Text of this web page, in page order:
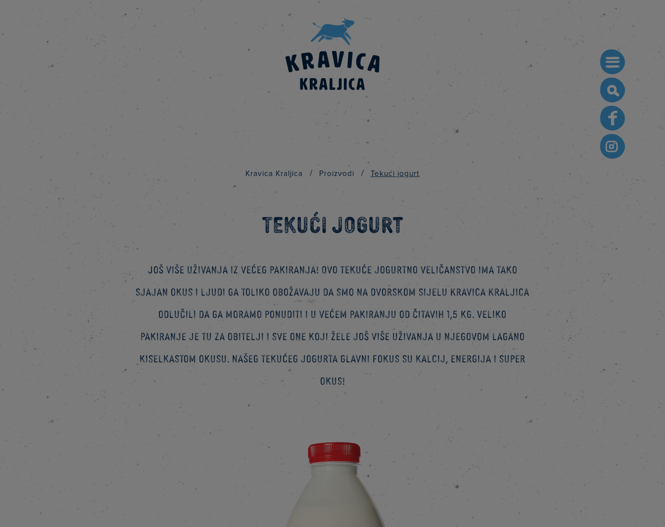
Search
for:
Kravica Kraljica / Proizvodi / Tekući jogurt
Tekući jogurt
Još više uživanja iz većeg pakiranja! Ovo tekuće jogurtno veličanstvo ima tako
sjajan okus i ljudi ga toliko obožavaju da smo na dvorskom sijelu Kravica Kraljica
odlučili da ga moramo ponuditi i u većem pakiranju od čitavih 1,5 kg. Veliko
pakiranje je tu za obitelji i sve one koji žele još više uživanja u njegovom lagano
kiselkastom okusu. Našeg tekućeg jogurta glavni fokus su kalcij, energija i super
okus!